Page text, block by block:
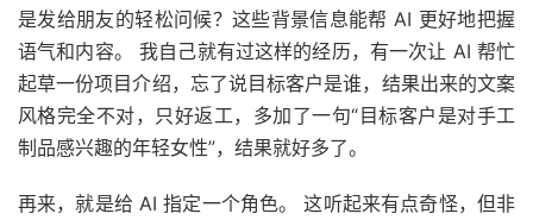
是发给朋友的轻松问候？这些背景信息能帮 AI 更好地把握
语气和内容。 我自己就有过这样的经历，有一次让 AI 帮忙
起草一份项目介绍，忘了说目标客户是谁，结果出来的文案
风格完全不对，只好返工，多加了一句“目标客户是对手工
制品感兴趣的年轻女性”，结果就好多了。
再来，就是给 AI 指定一个角色。 这听起来有点奇怪，但非